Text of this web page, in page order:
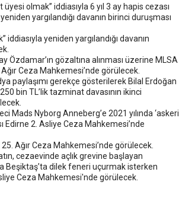
olmak” iddiasıyla 6 yıl 3 ay hapis cezası
yargılandığı davanın birinci duruşması
yeniden yargılandığı davanın
Özdamar’ın gözaltına alınması üzerine MLSA
Ceza Mahkemesi’nde görülecek.
paylaşımı gerekçe gösterilerek Bilal Erdoğan
bin TL’lik tazminat davasının ikinci
Mads Nyborg Anneberg’e 2021 yılında ‘askeri
Edirne 2. Asliye Ceza Mahkemesi’nde
Ağır Ceza Mahkemesi’nde görülecek.
cezaevinde açlık grevine başlayan
Beşiktaş’ta dilek feneri uçurmak isterken
Ceza Mahkemesi'nde görülecek.
özgürlüğü davaları